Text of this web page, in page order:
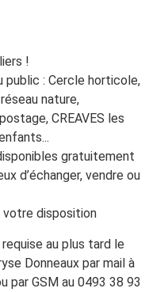
!
public : Cercle horticole,
nature,
CREAVES les
gratuitement
d’échanger, vendre ou
votre disposition
au plus tard le
Donneaux par mail à
par GSM au 0493 38 93